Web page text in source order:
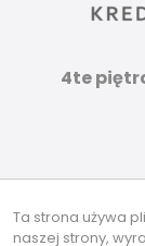
4te
Ta strona używa
naszej strony,